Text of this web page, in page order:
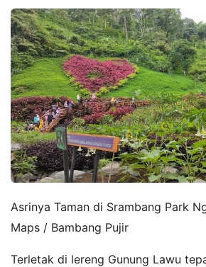
Asrinya Taman di Srambang Park
Maps / Bambang Pujir
Terletak di lereng Gunung Lawu